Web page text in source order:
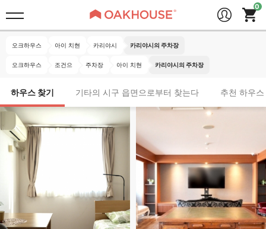
오크하우스 아이 치현 카리야시 카리야시의 주차장
오크하우스 조건으 주차장 아이 치현 카리야시의 주차장
하우스 찾기 기타의 시구 읍면으로부터 찾는다 추천 하우스